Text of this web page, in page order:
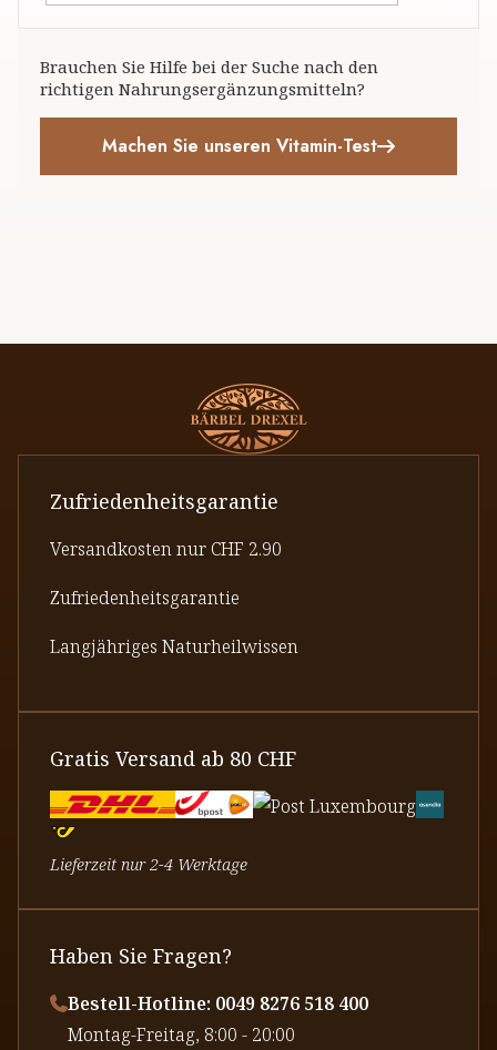
Brauchen Sie Hilfe bei der Suche nach den
richtigen Nahrungsergänzungsmitteln?
Machen Sie unseren Vitamin-Test
Zufriedenheitsgarantie
Versandkosten nur CHF 2.90
Zufriedenheitsgarantie
Langjähriges Naturheilwissen
Gratis Versand ab 80 CHF
Lieferzeit nur 2-4 Werktage
Haben Sie Fragen?
Bestell-Hotline: 0049 8276 518 400
⁠Montag-Freitag, 8:00 - 20:00